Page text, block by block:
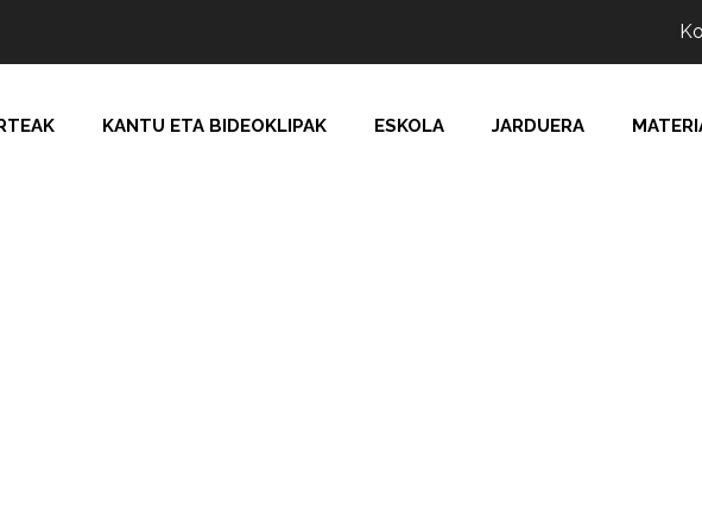
KANTU ETA BIDEOKLIPAK ESKOLA JARDUERA